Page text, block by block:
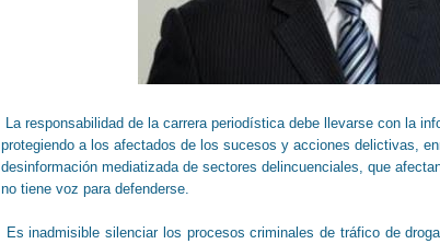
La responsabilidad de la carrera periodística debe llevarse con la
protegiendo a los afectados de los sucesos y acciones delictivas,
desinformación mediatizada de sectores delincuenciales, que
no tiene voz para defenderse.
Es inadmisible silenciar los procesos criminales de tráfico de